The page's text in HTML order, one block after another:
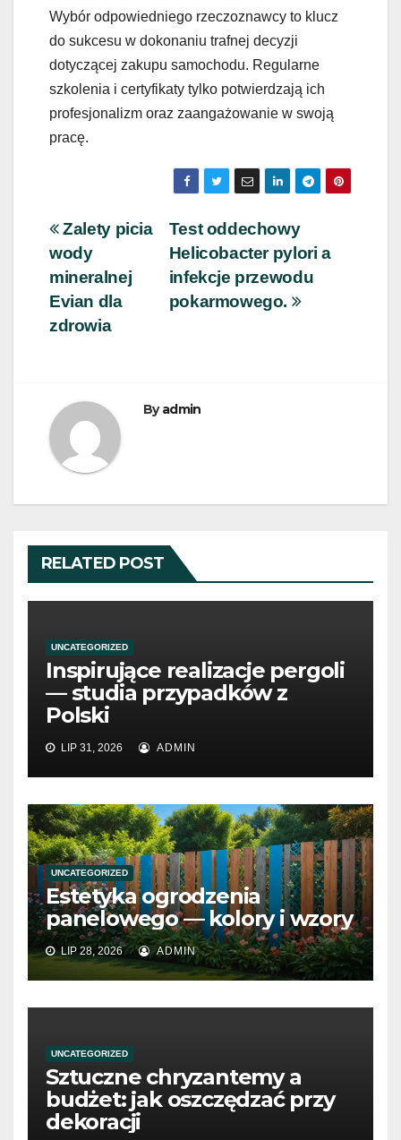
Wybór odpowiedniego rzeczoznawcy to klucz
do sukcesu w dokonaniu trafnej decyzji
dotyczącej zakupu samochodu. Regularne
szkolenia i certyfikaty tylko potwierdzają ich
profesjonalizm oraz zaangażowanie w swoją
pracę.
Nawigacja
wpisu
Test oddechowy
Helicobacter pylori a
infekcje przewodu
pokarmowego.
Zalety picia
wody
mineralnej
Evian dla
zdrowia
Byadmin
RELATED POST
UNCATEGORIZED
Inspirujące realizacje pergoli
— studia przypadków z
Polski
LIP 31, 2026 ADMIN
UNCATEGORIZED
Estetyka ogrodzenia
panelowego — kolory i wzory
LIP 28, 2026 ADMIN
UNCATEGORIZED
Sztuczne chryzantemy a
budżet: jak oszczędzać przy
dekoracji